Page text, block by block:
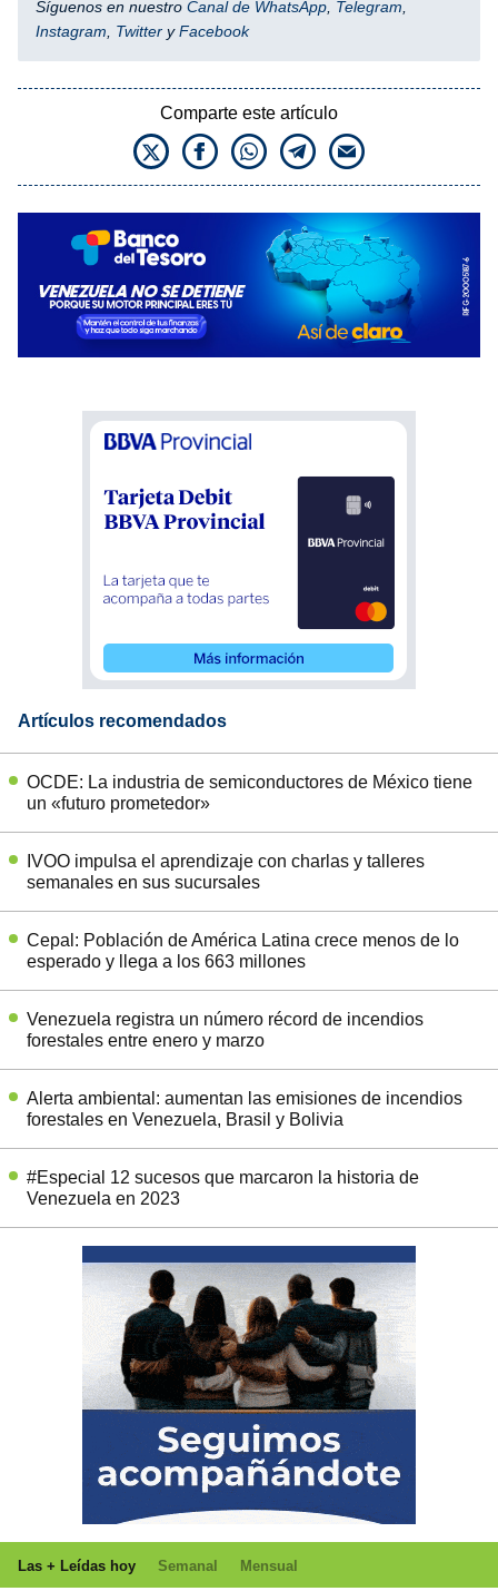
Síguenos en nuestro Canal de WhatsApp Telegram
Instagram
Twitter yFacebook
Comparte este artículo
Artículos recomendados
OCDE: La industria de semiconductores de México tiene
un «futuro prometedor»
IVOO impulsa el aprendizaje con charlas y talleres
semanales en sus sucursales
Cepal: Población de América Latina crece menos de lo
esperado y llega a los 663 millones
Venezuela registra un número récord de incendios
forestales entre enero y marzo
Alerta ambiental: aumentan las emisiones de incendios
forestales en Venezuela, Brasil y Bolivia
#Especial 12 sucesos que marcaron la historia de
Venezuela en 2023
Las + Leídas hoy Semanal Mensual